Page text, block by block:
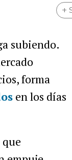
+
subiendo.
forma
en los días